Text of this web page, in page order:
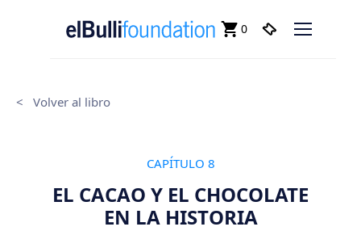
0
< Volver al libro
CAPÍTULO 8
EL CACAO Y EL CHOCOLATE
EN LA HISTORIA